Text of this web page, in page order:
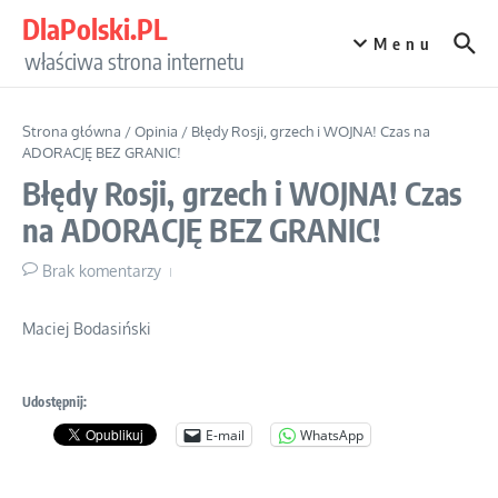
DlaPolski.PL
właściwa strona internetu
Menu
Strona główna /Opinia / Błędy Rosji, grzech i WOJNA! Czas na
ADORACJĘ BEZ GRANIC!
Błędy Rosji, grzech i WOJNA! Czas
na ADORACJĘ BEZ GRANIC!
Brak komentarzy
Maciej Bodasiński
Udostępnij:
E-mail WhatsApp